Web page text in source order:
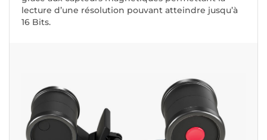
lecture d’une résolution pouvant atteindre jusqu’à
16 Bits.